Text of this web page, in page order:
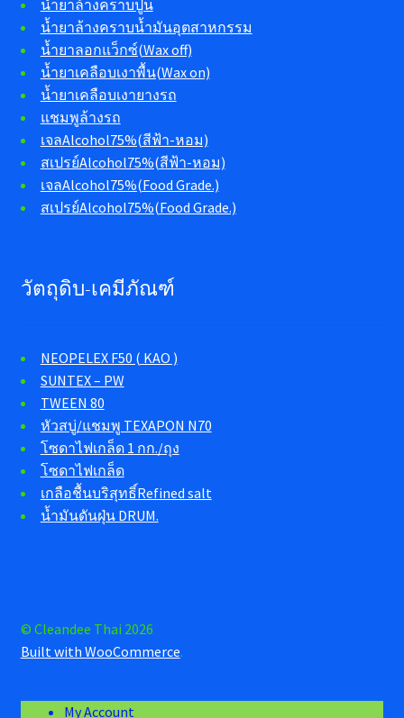
น้ำยาล้างคราบปูน
น้ำยาล้างคราบน้ำมันอุตสาหกรรม
น้ำยาลอกแว็กซ์(Wax off)
น้ำยาเคลือบเงาพื้น(Wax on)
น้ำยาเคลือบเงายางรถ
แชมพูล้างรถ
เจลAlcohol75%(สีฟ้า-หอม)
สเปรย์Alcohol75%(สีฟ้า-หอม)
เจลAlcohol75%(Food Grade.)
สเปรย์Alcohol75%(Food Grade.)
วัตถุดิบ-เคมีภัณฑ์
NEOPELEX F50 ( KAO )
SUNTEX – PW
TWEEN 80
หัวสบู่/แชมพู TEXAPON N70
โซดาไฟเกล็ด 1 กก./ถุง
โซดาไฟเกล็ด
เกลือชื้นบริสุทธิ์Refined salt
น้ำมันดันฝุ่น DRUM.
© Cleandee Thai 2026
Built with WooCommerce.
My Account